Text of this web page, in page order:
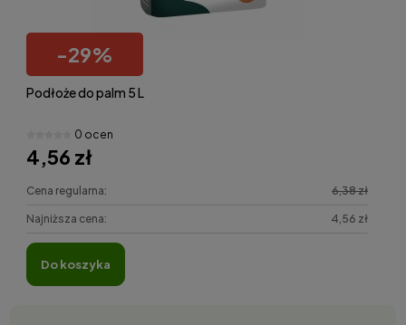
-29%
Podłoże do palm 5 L
0 ocen
4,56 zł
Cena regularna: 6,38 zł
Najniższa cena: 4,56 zł
do koszyka